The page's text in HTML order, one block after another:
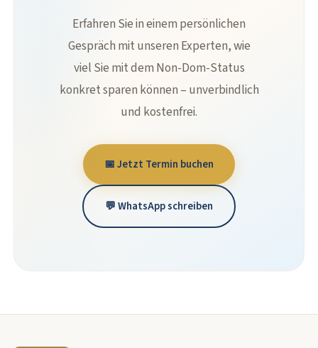
Erfahren Sie in einem persönlichen
Gespräch mit unseren Experten, wie
viel Sie mit dem Non-Dom-Status
konkret sparen können – unverbindlich
und kostenfrei.
📅 Jetzt Termin buchen
💬 WhatsApp schreiben